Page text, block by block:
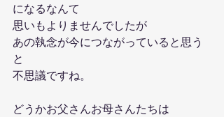
になるなんて
思いもよりませんでしたが
あの執念が今につながっていると思う
と
不思議ですね。
どうかお父さんお母さんたちは